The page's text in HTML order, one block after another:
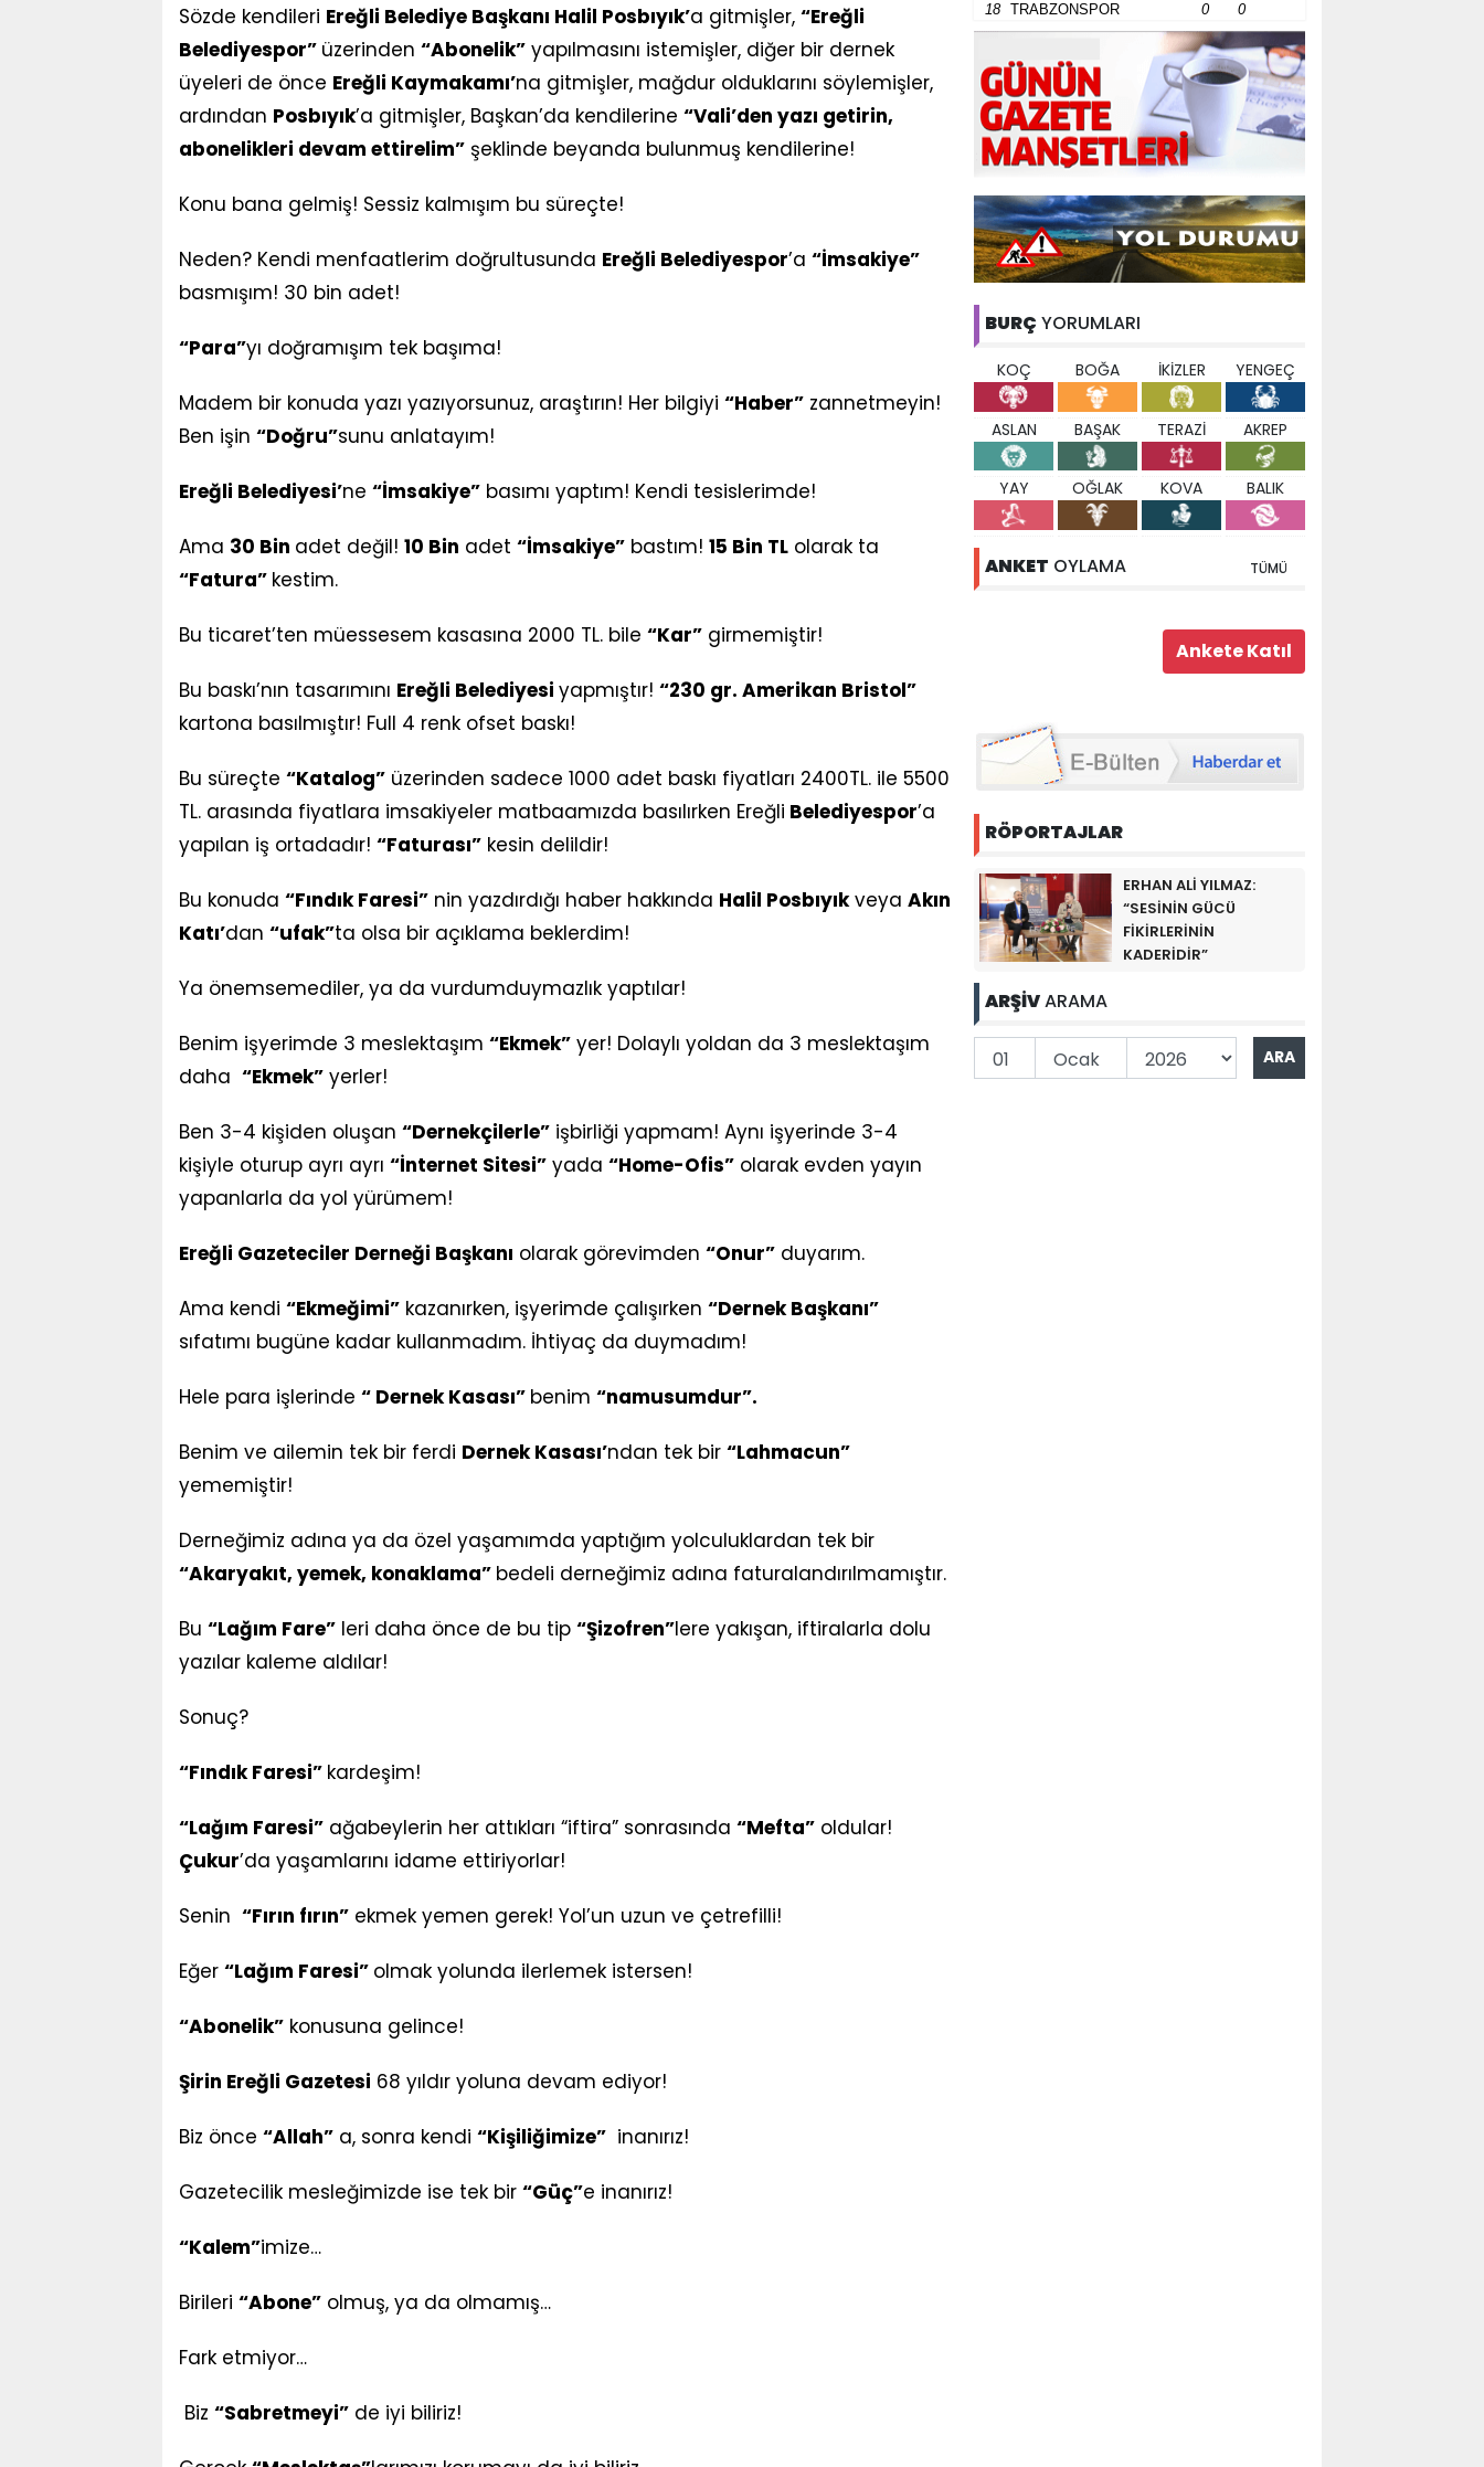
Sözde kendileri Ereğli Belediye Başkanı Halil Posbıyık’a gitmişler, “Ereğli
Belediyespor” üzerinden “Abonelik” yapılmasını istemişler, diğer bir dernek
üyeleri de önce Ereğli Kaymakamı’na gitmişler, mağdur olduklarını söylemişler,
ardından Posbıyık’a gitmişler, Başkan’da kendilerine “Vali’den yazı getirin,
abonelikleri devam ettirelim” şeklinde beyanda bulunmuş kendilerine!
Konu bana gelmiş! Sessiz kalmışım bu süreçte!
Neden? Kendi menfaatlerim doğrultusunda Ereğli Belediyespor’a “İmsakiye”
basmışım! 30 bin adet!
“Para”yı doğramışım tek başıma!
Madem bir konuda yazı yazıyorsunuz, araştırın! Her bilgiyi “Haber” zannetmeyin!
Ben işin “Doğru”sunu anlatayım!
Ereğli Belediyesi’ne “İmsakiye” basımı yaptım! Kendi tesislerimde!
Ama 30 Bin adet değil! 10 Bin adet “İmsakiye” bastım! 15 Bin TL olarak ta
“Fatura” kestim.
Bu ticaret’ten müessesem kasasına 2000 TL. bile “Kar” girmemiştir!
Bu baskı’nın tasarımını Ereğli Belediyesi yapmıştır! “230 gr. Amerikan Bristol”
kartona basılmıştır! Full 4 renk ofset baskı!
Bu süreçte “Katalog” üzerinden sadece 1000 adet baskı fiyatları 2400TL. ile 5500
TL. arasında fiyatlara imsakiyeler matbaamızda basılırken Ereğli Belediyespor’a
yapılan iş ortadadır! “Faturası” kesin delildir!
Bu konuda “Fındık Faresi” nin yazdırdığı haber hakkında Halil Posbıyıkveya Akın
Katı’dan “ufak”ta olsa bir açıklama beklerdim!
Ya önemsemediler, ya da vurdumduymazlık yaptılar!
Benim işyerimde 3 meslektaşım “Ekmek” yer! Dolaylı yoldan da 3 meslektaşım
daha “Ekmek” yerler!
Ben 3-4 kişiden oluşan “Dernekçilerle” işbirliği yapmam! Aynı işyerinde 3-4
kişiyle oturup ayrı ayrı “İnternet Sitesi” yada “Home-Ofis” olarak evden yayın
yapanlarla da yol yürümem!
Ereğli Gazeteciler Derneği Başkanı olarak görevimden “Onur” duyarım.
Ama kendi “Ekmeğimi” kazanırken, işyerimde çalışırken “Dernek Başkanı”
sıfatımı bugüne kadar kullanmadım. İhtiyaç da duymadım!
Hele para işlerinde “ Dernek Kasası” benim “namusumdur”.
Benim ve ailemin tek bir ferdi Dernek Kasası’ndan tek bir “Lahmacun”
yememiştir!
Derneğimiz adına ya da özel yaşamımda yaptığım yolculuklardan tek bir
“Akaryakıt, yemek, konaklama” bedeli derneğimiz adına faturalandırılmamıştır.
Bu “Lağım Fare” leri daha önce de bu tip “Şizofren”lere yakışan, iftiralarla dolu
yazılar kaleme aldılar!
Sonuç?
“Fındık Faresi” kardeşim!
“Lağım Faresi” ağabeylerin her attıkları “iftira” sonrasında “Mefta” oldular!
Çukur’da yaşamlarını idame ettiriyorlar!
Senin “Fırın fırın” ekmek yemen gerek! Yol’un uzun ve çetrefilli!
Eğer “Lağım Faresi” olmak yolunda ilerlemek istersen!
“Abonelik” konusuna gelince!
Şirin Ereğli Gazetesi 68 yıldır yoluna devam ediyor!
Biz önce “Allah” a, sonra kendi “Kişiliğimize” inanırız!
Gazetecilik mesleğimizde ise tek bir “Güç”e inanırız!
“Kalem”imize…
Birileri “Abone” olmuş, ya da olmamış…
Fark etmiyor…
Biz “Sabretmeyi” de iyi biliriz!
18
TRABZONSPOR 0 0
BURÇ YORUMLARI
KOÇ BOĞA İKİZLER YENGEÇ
ASLAN BAŞAK TERAZİ AKREP
YAY OĞLAK KOVA BALIK
ANKET OYLAMA TÜMÜ
RÖPORTAJLAR
ERHAN ALİ YILMAZ:
“SESİNİN GÜCÜ
FİKİRLERİNİN
KADERİDİR”
ARŞİVARAMA